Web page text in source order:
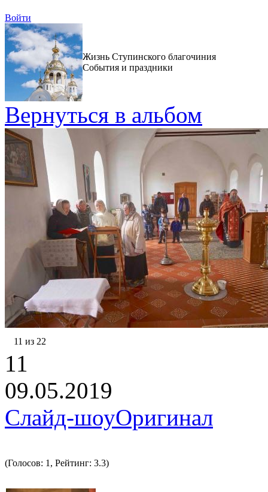
Войти
Жизнь Ступинского благочиния
События и праздники
Вернуться в альбом
11 из 22
11
09.05.2019
Слайд-шоуОригинал
(Голосов: 1, Рейтинг: 3.3)